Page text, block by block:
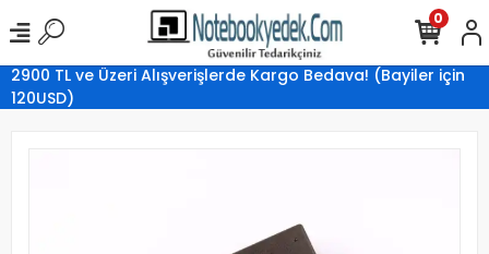
2900 TL ve Üzeri Alışverişlerde Kargo Bedava! (Bayiler için
120USD)
0